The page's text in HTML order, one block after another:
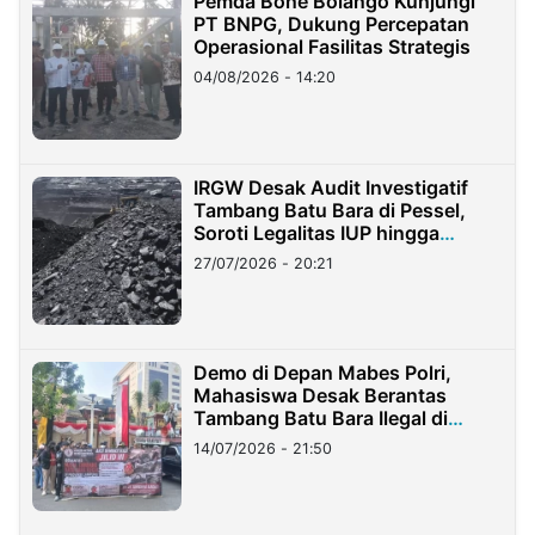
PT BNPG, Dukung Percepatan
Operasional Fasilitas Strategis
04/08/2026 - 14:20
IRGW Desak Audit Investigatif
Tambang Batu Bara di Pessel,
Soroti Legalitas IUP hingga
Stockpile
27/07/2026 - 20:21
Demo di Depan Mabes Polri,
Mahasiswa Desak Berantas
Tambang Batu Bara Ilegal di
Lampung
14/07/2026 - 21:50